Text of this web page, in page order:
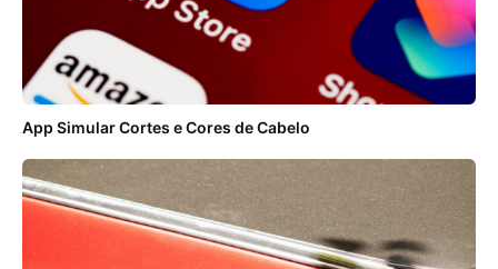
App Simular Cortes e Cores de Cabelo